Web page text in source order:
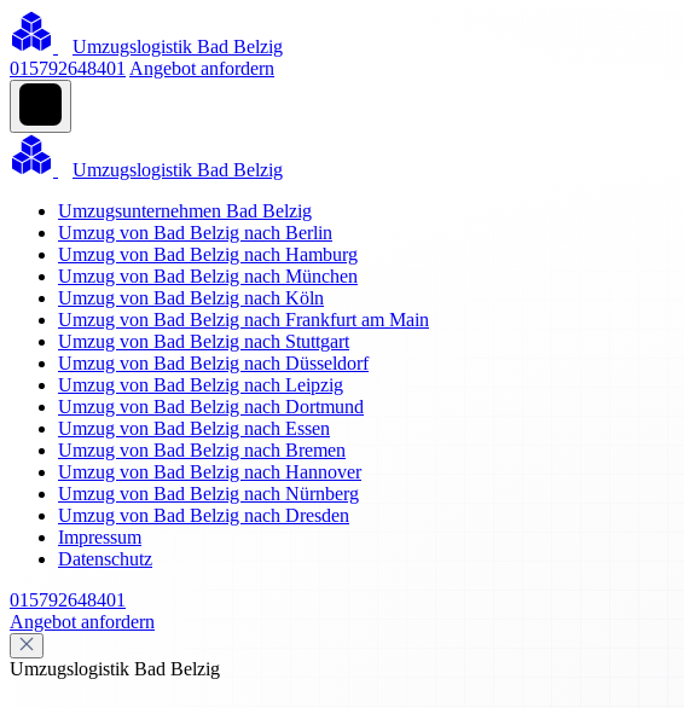
Umzugslogistik Bad Belzig
015792648401 Angebot anfordern
Umzugslogistik Bad Belzig
Umzugsunternehmen Bad Belzig
Umzug von Bad Belzig nach Berlin
Umzug von Bad Belzig nach Hamburg
Umzug von Bad Belzig nach München
Umzug von Bad Belzig nach Köln
Umzug von Bad Belzig nach Frankfurt am Main
Umzug von Bad Belzig nach Stuttgart
Umzug von Bad Belzig nach Düsseldorf
Umzug von Bad Belzig nach Leipzig
Umzug von Bad Belzig nach Dortmund
Umzug von Bad Belzig nach Essen
Umzug von Bad Belzig nach Bremen
Umzug von Bad Belzig nach Hannover
Umzug von Bad Belzig nach Nürnberg
Umzug von Bad Belzig nach Dresden
Impressum
Datenschutz
015792648401
Angebot anfordern
Umzugslogistik Bad Belzig